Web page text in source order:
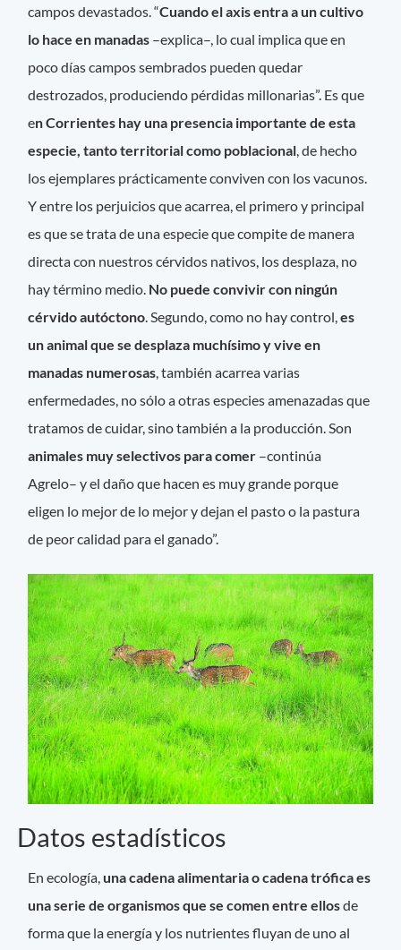
campos devastados. “Cuando el axis entra a un cultivo
lo hace en manadas –explica–, lo cual implica que en
poco días campos sembrados pueden quedar
destrozados, produciendo pérdidas millonarias”. Es que
en Corrientes hay una presencia importante de esta
especie, tanto territorial como poblacional , de hecho
los ejemplares prácticamente conviven con los vacunos.
Y entre los perjuicios que acarrea, el primero y principal
es que se trata de una especie que compite de manera
directa con nuestros cérvidos nativos, los desplaza, no
hay término medio. No puede convivir con ningún
cérvido autóctono . Segundo, como no hay control,es
un animal que se desplaza muchísimo y vive en
manadas numerosas , también acarrea varias
enfermedades, no sólo a otras especies amenazadas que
tratamos de cuidar, sino también a la producción. Son
animales muy selectivos para comer –continúa
Agrelo– y el daño que hacen es muy grande porque
eligen lo mejor de lo mejor y dejan el pasto o la pastura
de peor calidad para el ganado”.
Datos estadísticos
En ecología, una cadena alimentaria o cadena trófica es
una serie de organismos que se comen entre ellosde
forma que la energía y los nutrientes fluyan de uno al